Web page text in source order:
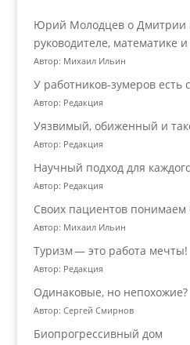
Юрий Молодцев о Дмитрии
руководителе, математике
Автор: Михаил Ильин
У работников‑зумеров есть
Автор: Редакция
Уязвимый, обиженный и
Автор: Редакция
Научный подход для
Автор: Редакция
Своих пациентов понимаем
Автор: Михаил Ильин
Туризм — это работа мечты!
Автор: Редакция
Одинаковые, но непохожие?
Автор: Сергей Смирнов
Биопрогрессивный дом